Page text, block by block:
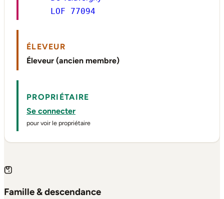
LOF 77094
ÉLEVEUR
Éleveur (ancien membre)
PROPRIÉTAIRE
Se connecter
pour voir le propriétaire
Famille & descendance